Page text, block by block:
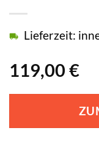
119,00 €
Lieferzeit: